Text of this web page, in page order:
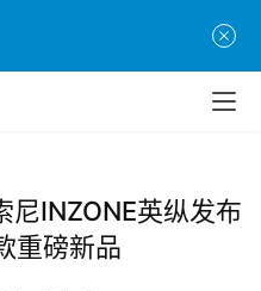
尼INZONE英纵发布
重磅新品